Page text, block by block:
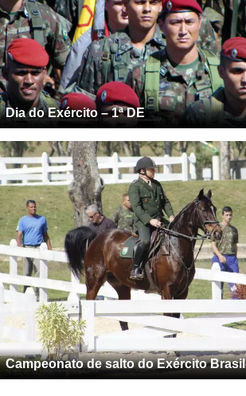
Dia do Exército – 1ª DE
Campeonato de salto do Exército